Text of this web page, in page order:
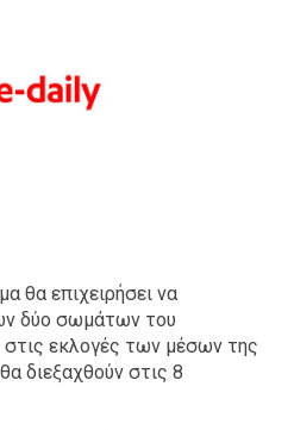
θα επιχειρήσει να
δύο σωμάτων του
στις εκλογές των μέσων της
διεξαχθούν στις 8